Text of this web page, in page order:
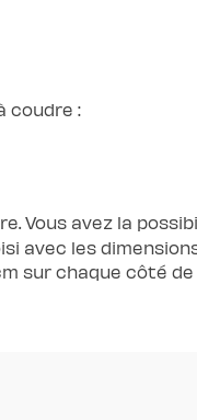
coudre :
Vous avez la
avec les
sur chaque côté